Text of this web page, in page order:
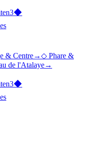
3◆
& Centre→◇ Phare &
de l'Atalaye→
3◆